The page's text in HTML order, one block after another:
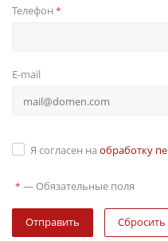
Телефон *
E-mail
Я согласен на обработку
* — Обязательные поля
Сбросить